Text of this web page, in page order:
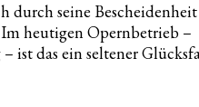
durch seine Bescheidenheit
heutigen Opernbetrieb –
ist das ein seltener